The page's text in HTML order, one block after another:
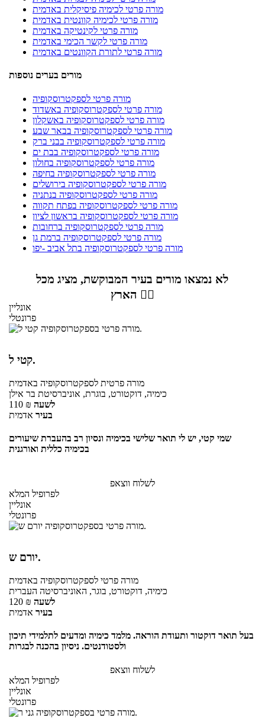
מורה פרטי לכימיה פיסיקלית באדמית
מורה פרטי לכימיה קוונטית באדמית
מורה פרטי לקינטיקה באדמית
מורה פרטי לקשר הכימי באדמית
מורה פרטי לתורת הקוונטים באדמית
מורים בערים נוספות
מורה פרטי לספקטרוסקופיה
מורה פרטי לספקטרוסקופיה באשדוד
מורה פרטי לספקטרוסקופיה באשקלון
מורה פרטי לספקטרוסקופיה בבאר שבע
מורה פרטי לספקטרוסקופיה בבני ברק
מורה פרטי לספקטרוסקופיה בבת ים
מורה פרטי לספקטרוסקופיה בחולון
מורה פרטי לספקטרוסקופיה בחיפה
מורה פרטי לספקטרוסקופיה בירושלים
מורה פרטי לספקטרוסקופיה בנתניה
מורה פרטי לספקטרוסקופיה בפתח תקווה
מורה פרטי לספקטרוסקופיה בראשון לציון
מורה פרטי לספקטרוסקופיה ברחובות
מורה פרטי לספקטרוסקופיה ברמת גן
מורה פרטי לספקטרוסקופיה בתל אביב -יפו
לא נמצאו מורים בעיר המבוקשת, מציג מכל
הארץ 👇🏼
אונליין
פרונטלי
קטי ל.
מורה פרטית לספקטרוסקופיה באדמית
כימיה, דוקטורט, בוגרת, אוניברסיטת בר אילן
110 ₪ לשעה
בעיר אדמית
שמי קטי, יש לי תואר שלישי בכימיה ונסיון רב בהעברת שיעורים
בכימיה כללית ואורגנית
לשלוח ווצאפ
לפרופיל המלא
אונליין
פרונטלי
יורם ש.
מורה פרטי לספקטרוסקופיה באדמית
כימיה, דוקטורט, בוגר, האוניברסיטה העברית
120 ₪ לשעה
בעיר אדמית
בעל תואר דוקטור ותעודת הוראה. מלמד כימיה ומדעים לתלמידי תיכון
ולסטודנטים. ניסיון בהכנה לבגרות
לשלוח ווצאפ
לפרופיל המלא
אונליין
פרונטלי